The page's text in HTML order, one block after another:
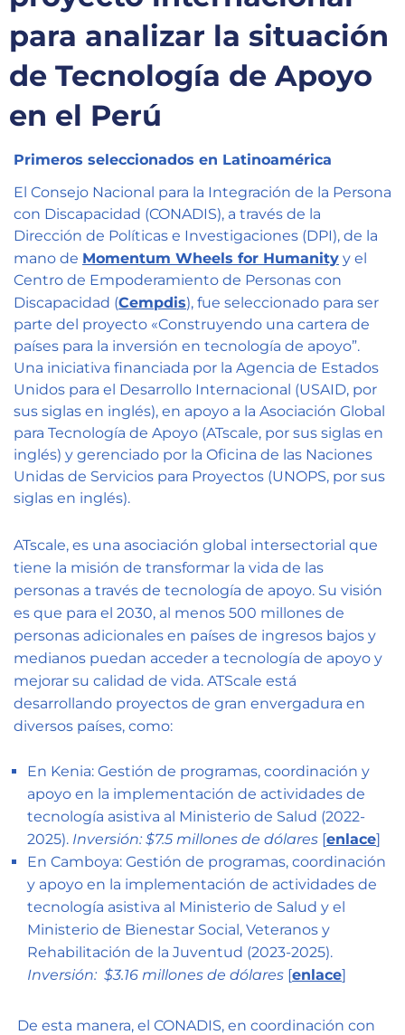
REINDIS
Novedades
Ruta
de
reclamos
para analizar la situación
de Tecnología de Apoyo
en el Perú
Primeros seleccionados en Latinoamérica
El Consejo Nacional para la Integración de la Persona
con Discapacidad (CONADIS), a través de la
Dirección de Políticas e Investigaciones (DPI), de la
mano de Momentum Wheels for Humanity y el
Centro de Empoderamiento de Personas con
Discapacidad (Cempdis), fue seleccionado para ser
parte del proyecto «Construyendo una cartera de
países para la inversión en tecnología de apoyo”.
Una iniciativa financiada por la Agencia de Estados
Unidos para el Desarrollo Internacional (USAID, por
sus siglas en inglés), en apoyo a la Asociación Global
para Tecnología de Apoyo (ATscale, por sus siglas en
inglés) y gerenciado por la Oficina de las Naciones
Unidas de Servicios para Proyectos (UNOPS, por sus
siglas en inglés).
ATscale, es una asociación global intersectorial que
tiene la misión de transformar la vida de las
personas a través de tecnología de apoyo. Su visión
es que para el 2030, al menos 500 millones de
personas adicionales en países de ingresos bajos y
medianos puedan acceder a tecnología de apoyo y
mejorar su calidad de vida. ATScale está
desarrollando proyectos de gran envergadura en
diversos países, como:
En Kenia: Gestión de programas, coordinación y
apoyo en la implementación de actividades de
tecnología asistiva al Ministerio de Salud (2022-
2025). Inversión: $7.5 millones de dólares [enlace]
En Camboya: Gestión de programas, coordinación
y apoyo en la implementación de actividades de
tecnología asistiva al Ministerio de Salud y el
Ministerio de Bienestar Social, Veteranos y
Rehabilitación de la Juventud (2023-2025).
Inversión: $3.16 millones de dólares [enlace]
De esta manera, el CONADIS, en coordinación con